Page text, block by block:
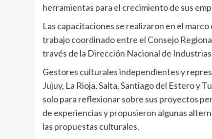
herramientas para el crecimiento de sus
Las capacitaciones se realizaron en el
trabajo coordinado entre el Consejo
través de la Dirección Nacional de
Gestores culturales independientes y
Jujuy, La Rioja, Salta, Santiago del Estero y
solo para reflexionar sobre sus proyectos
de experiencias y propusieron algunas
las propuestas culturales.